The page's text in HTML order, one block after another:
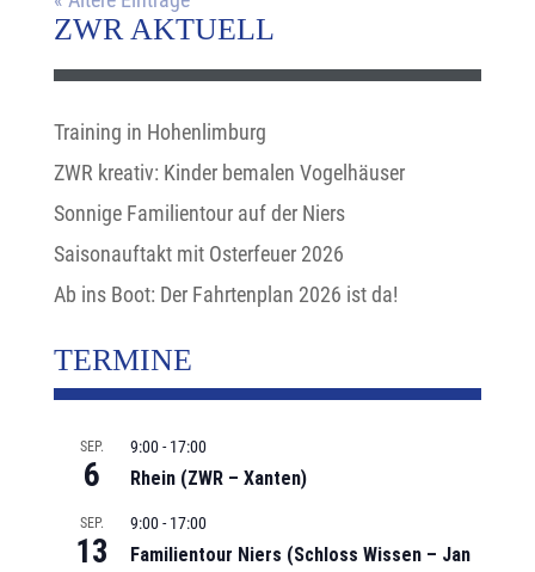
ZWR AKTUELL
Training in Hohenlimburg
ZWR kreativ: Kinder bemalen Vogelhäuser
Sonnige Familientour auf der Niers
Saisonauftakt mit Osterfeuer 2026
Ab ins Boot: Der Fahrtenplan 2026 ist da!
TERMINE
SEP.
6
9:00-17:00
Rhein (ZWR – Xanten)
SEP.
13
9:00-17:00
Familientour Niers (Schloss Wissen – Jan